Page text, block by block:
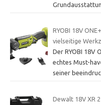
RYOBI 18V
vielseitige
Der RYOBI 18V
echtes Must-
seiner
Dewalt 18V XR